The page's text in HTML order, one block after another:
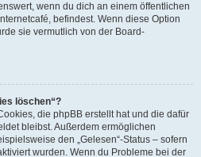
wenn du dich an einem öffentlichen
befindest. Wenn diese Option
sie vermutlich von der Board-
löschen“?
die phpBB erstellt hat und die dafür
bleibst. Außerdem ermöglichen
den „Gelesen“-Status – sofern
wurden. Wenn du Probleme bei der